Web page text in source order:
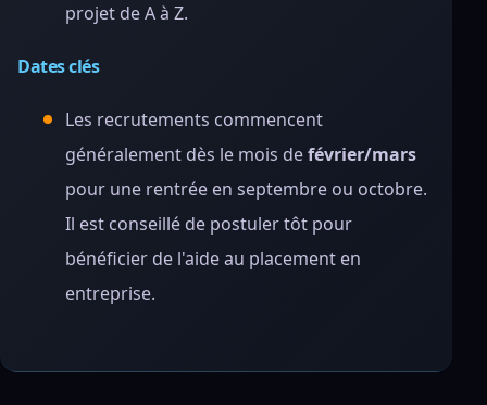
projet de A à Z.
Dates clés
Les recrutements commencent
généralement dès le mois defévrier/mars
pour une rentrée en septembre ou octobre.
Il est conseillé de postuler tôt pour
bénéficier de l'aide au placement en
entreprise.